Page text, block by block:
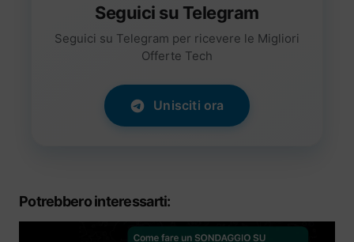
Seguici su Telegram
Seguici su Telegram per ricevere le Migliori
Offerte Tech
Unisciti ora
Potrebbero interessarti: